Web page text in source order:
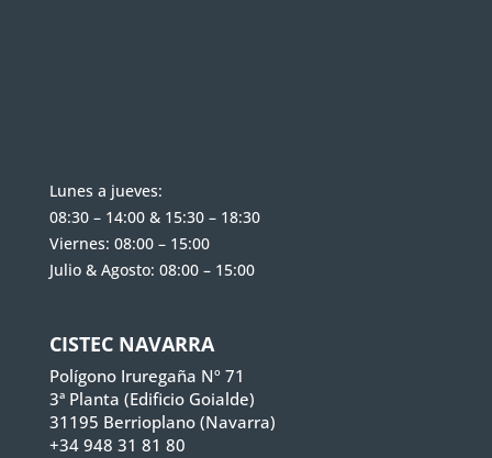
Lunes a jueves:
08:30 – 14:00 & 15:30 – 18:30
Viernes: 08:00 – 15:00
Julio & Agosto: 08:00 – 15:00
CISTEC NAVARRA
Polígono Iruregaña Nº 71
3ª Planta (Edificio Goialde)
31195 Berrioplano (Navarra)
+34 948 31 81 80